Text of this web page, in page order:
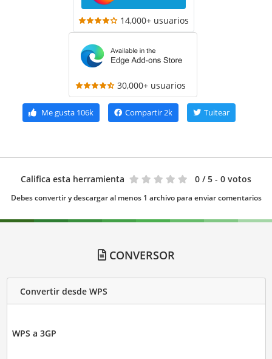
14,000+ usuarios
30,000+ usuarios
Me gusta106k Compartir2k Tuitear
Califica esta herramienta 0 / 5 - 0 votos
Debes convertir y descargar al menos 1 archivo para enviar comentarios
CONVERSOR
Convertir desde WPS
WPS a 3GP